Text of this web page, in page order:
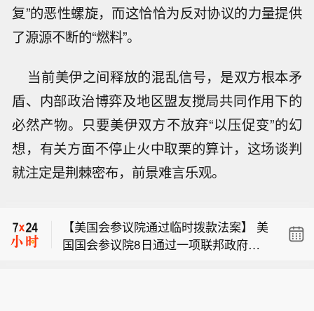
复”的恶性螺旋，而这恰恰为反对协议的力量提供
了源源不断的“燃料”。
当前美伊之间释放的混乱信号，是双方根本矛
盾、内部政治博弈及地区盟友搅局共同作用下的
必然产物。只要美伊双方不放弃“以压促变”的幻
想，有关方面不停止火中取栗的算计，这场谈判
就注定是荆棘密布，前景难言乐观。
【千里智驾ASD装车突破53万辆，已搭
载smart等19款车型】8月8日下午消
案的smart精灵#1近日量产上市，千里
智驾ASD第二次在smart车型上量产搭
【美国会参议院通过临时拨款法案】 美
国国会参议院8日通过一项联邦政府临